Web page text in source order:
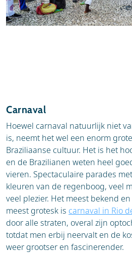
Carnaval
Hoewel carnaval natuurlijk niet
is, neemt het wel een enorm
Braziliaanse cultuur. Het is het
en de Brazilianen weten heel
vieren. Spectaculaire parades
kleuren van de regenboog, veel
veel plezier. Het meest bekend
meest grotesk is carnaval in Rio
door alle straten, overal zijn
totdat men erbij neervalt en de
weer grootser en fascinerender.